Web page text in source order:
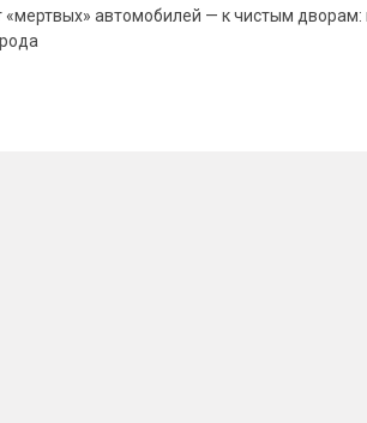
«мертвых» автомобилей — к чистым